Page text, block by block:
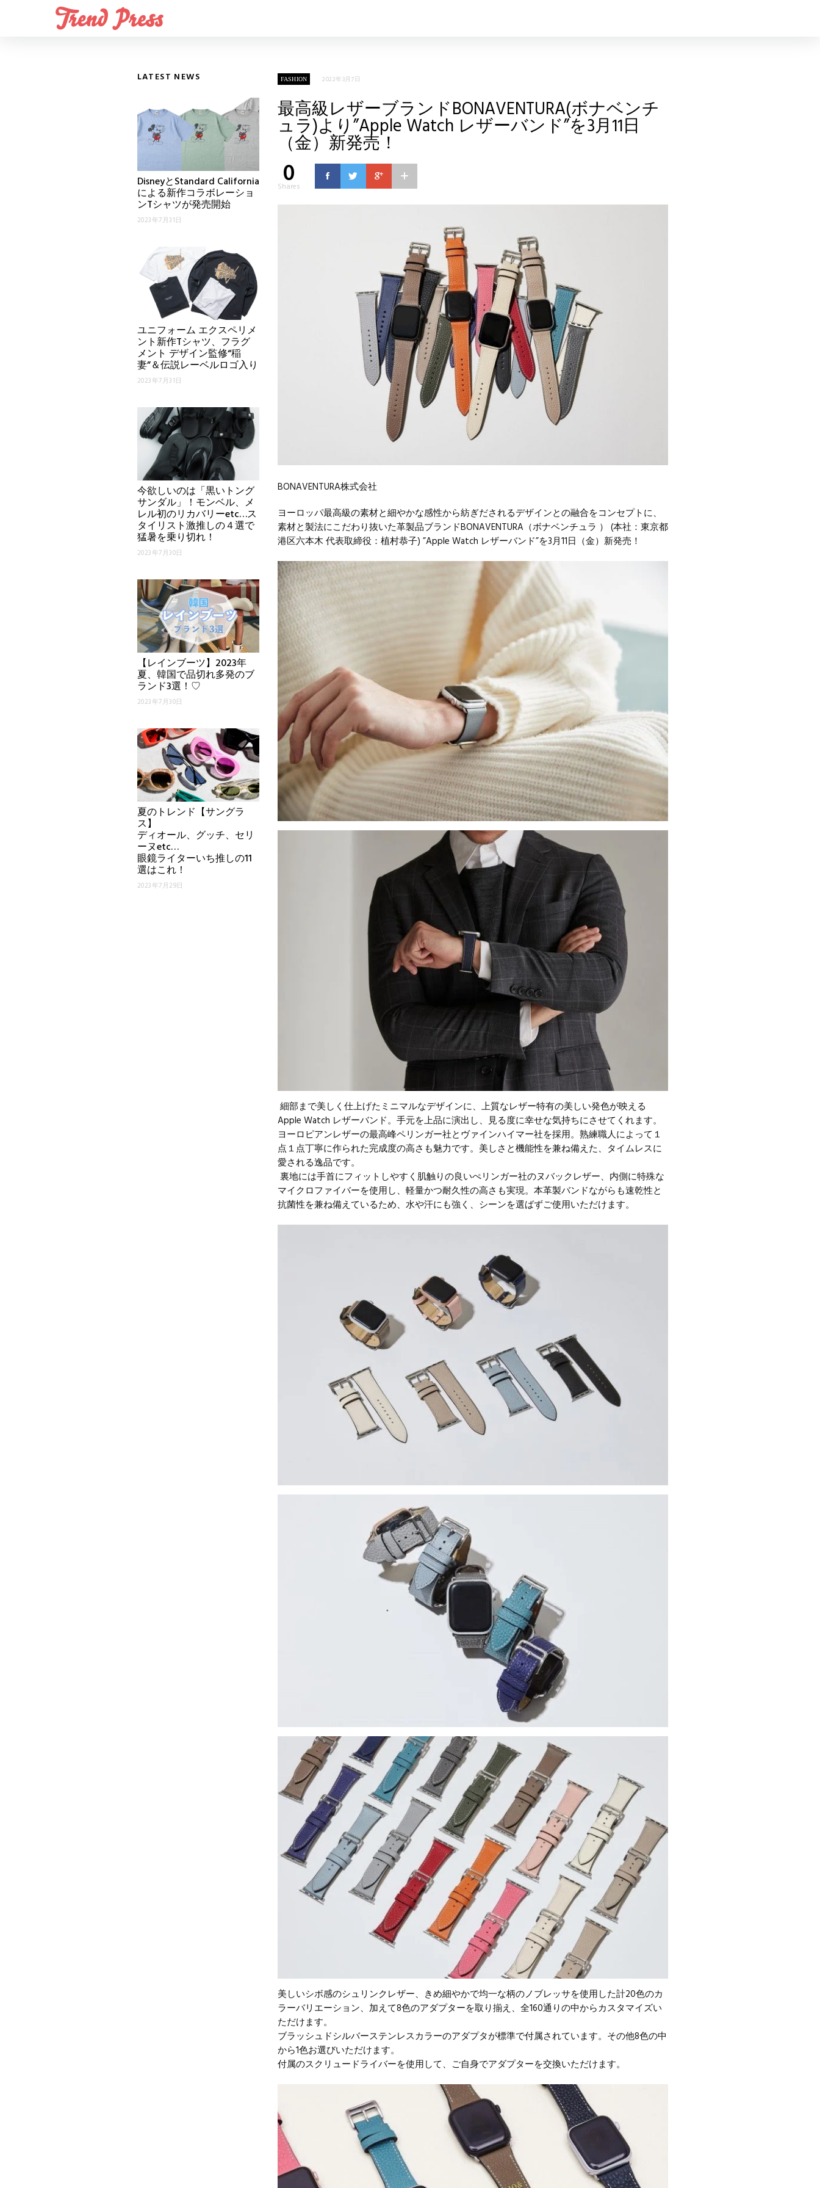
LATEST NEWS
DisneyとStandard California
による新作コラボレーショ
ンTシャツが発売開始
2023年7月31日
ユニフォーム エクスペリメ
ント新作Tシャツ、フラグ
メント デザイン監修“稲
妻”＆伝説レーベルロゴ入り
2023年7月31日
今欲しいのは「黒いトング
サンダル」！モンベル、メ
レル初のリカバリーetc…ス
タイリスト激推しの４選で
猛暑を乗り切れ！
2023年7月30日
【レインブーツ】2023年
夏、韓国で品切れ多発のブ
ランド3選！♡
2023年7月30日
夏のトレンド【サングラ
ス】
ディオール、グッチ、セリ
ーヌetc…
眼鏡ライターいち推しの11
選はこれ！
2023年7月29日
FASHION 2022年3月7日
最高級レザーブランドBONAVENTURA(ボナベンチ
ュラ)より”Apple Watch レザーバンド”を3月11日
（金）新発売！
0
Shares
BONAVENTURA株式会社
ヨーロッパ最高級の素材と細やかな感性から紡ぎだされるデザインとの融合をコンセプトに、
素材と製法にこだわり抜いた革製品ブランドBONAVENTURA（ボナベンチュラ ） (本社：東京都
港区六本木 代表取締役：植村恭子) ”Apple Watch レザーバンド”を3月11日（金）新発売！
細部まで美しく仕上げたミニマルなデザインに、上質なレザー特有の美しい発色が映える
Apple Watch レザーバンド。手元を上品に演出し、見る度に幸せな気持ちにさせてくれます。
ヨーロピアンレザーの最高峰ペリンガー社とヴァインハイマー社を採用。熟練職人によって１
点１点丁寧に作られた完成度の高さも魅力です。美しさと機能性を兼ね備えた、タイムレスに
愛される逸品です。
裏地には手首にフィットしやすく肌触りの良いぺリンガー社のヌバックレザー、内側に特殊な
マイクロファイバーを使用し、軽量かつ耐久性の高さも実現。本革製バンドながらも速乾性と
抗菌性を兼ね備えているため、水や汗にも強く、シーンを選ばずご使用いただけます。
美しいシボ感のシュリンクレザー、きめ細やかで均一な柄のノブレッサを使用した計20色のカ
ラーバリエーション、加えて8色のアダプターを取り揃え、全160通りの中からカスタマイズい
ただけます。
ブラッシュドシルバーステンレスカラーのアダプタが標準で付属されています。その他8色の中
から1色お選びいただけます。
付属のスクリュードライバーを使用して、ご自身でアダプターを交換いただけます。